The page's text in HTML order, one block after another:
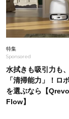
特集
Sponsored
水拭きも吸引力も
「清掃能力」！ロ
を選ぶなら【
Flow】